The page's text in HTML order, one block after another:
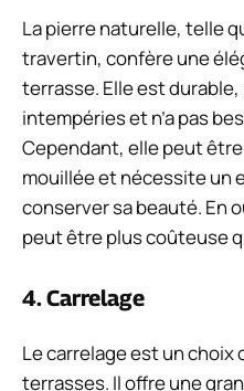
La pierre naturelle, telle
travertin, confère une
terrasse. Elle est
intempéries et n’a pas
Cependant, elle peut
mouillée et nécessite un
conserver sa beauté. En
peut être plus coûteuse
4. Carrelage
Le carrelage est un choix
terrasses. Il offre une